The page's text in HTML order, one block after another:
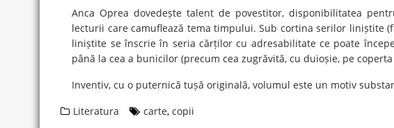
Anca Oprea dovedește talent de povestitor, disponibilitatea
lecturii care camuflează tema timpului. Sub cortina serilor liniștite
liniștite se înscrie în seria cărților cu adresabilitate ce poate
până la cea a bunicilor (precum cea zugrăvită, cu duioșie, pe
Inventiv, cu o puternică tușă originală, volumul este un motiv
Literatura
carte, copii